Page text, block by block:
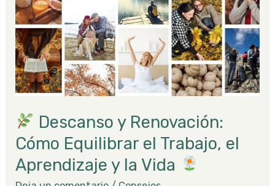
Descanso y Renovación:
Cómo Equilibrar el Trabajo, el
Aprendizaje y la Vida
Renovación:
Cómo
Equilibrar
el
Trabajo,
el
y
la